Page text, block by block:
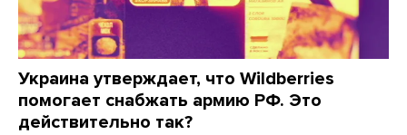
Украина утверждает, что Wildberries
помогает снабжать армию РФ. Это
действительно так?